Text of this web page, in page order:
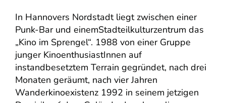
In Hannovers Nordstadt liegt zwischen einer
Punk-Bar und einemStadteilkulturzentrum das
„Kino im Sprengel“. 1988 von einer Gruppe
junger KinoenthusiastInnen auf
instandbesetztem Terrain gegründet, nach drei
Monaten geräumt, nach vier Jahren
Wanderkinoexistenz 1992 in seinem jetzigen